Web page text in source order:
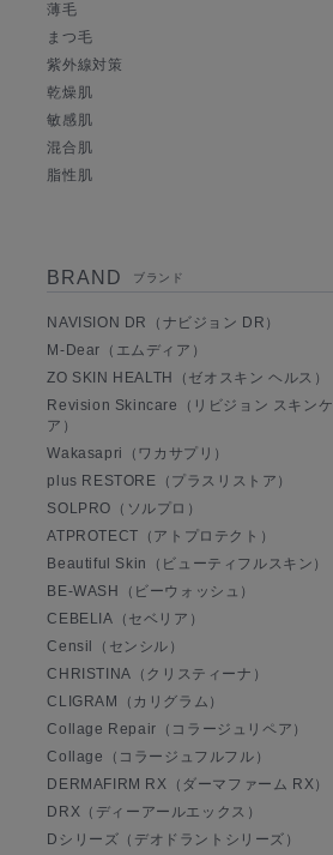
薄毛
まつ毛
紫外線対策
乾燥肌
敏感肌
混合肌
脂性肌
BRAND ブランド
NAVISION DR（ナビジョン DR）
M-Dear（エムディア）
ZO SKIN HEALTH（ゼオスキン ヘルス）
Revision Skincare（リビジョン スキンケ
ア）
Wakasapri（ワカサプリ）
plus RESTORE（プラスリストア）
SOLPRO（ソルプロ）
ATPROTECT（アトプロテクト）
Beautiful Skin（ビューティフルスキン）
BE-WASH（ビーウォッシュ）
CEBELIA（セベリア）
Censil（センシル）
CHRISTINA（クリスティーナ）
CLIGRAM（カリグラム）
Collage Repair（コラージュリペア）
Collage（コラージュフルフル）
DERMAFIRM RX（ダーマファーム RX）
DRX（ディーアールエックス）
Dシリーズ（デオドラントシリーズ）